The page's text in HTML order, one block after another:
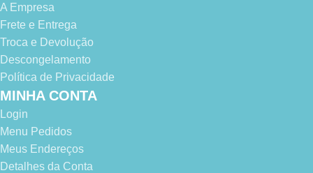
A Empresa
Frete e Entrega
Troca e Devolução
Descongelamento
Política de Privacidade
MINHA CONTA
Login
Menu Pedidos
Meus Endereços
Detalhes da Conta